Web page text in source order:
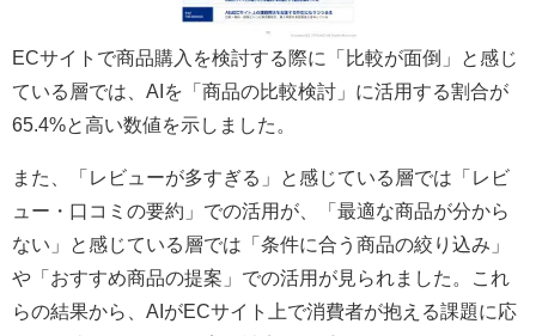
ECサイトで商品購入を検討する際に「比較が面倒」と感じ
ている層では、AIを「商品の比較検討」に活用する割合が
65.4%と高い数値を示しました。
また、「レビューが多すぎる」と感じている層では「レビ
ュー・口コミの要約」での活用が、「最適な商品が分から
ない」と感じている層では「条件に合う商品の絞り込み」
や「おすすめ商品の提案」での活用が見られました。これ
らの結果から、AIがECサイト上で消費者が抱える課題に応